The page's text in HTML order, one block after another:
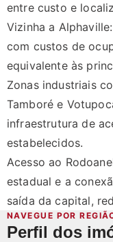
entre custo e
Vizinha a
com custos de
equivalente às
Zonas industriais
Tamboré e
infraestrutura de
estabelecidos.
Acesso ao
estadual e a
saída da capital,
NAVEGUE POR
Perfil dos